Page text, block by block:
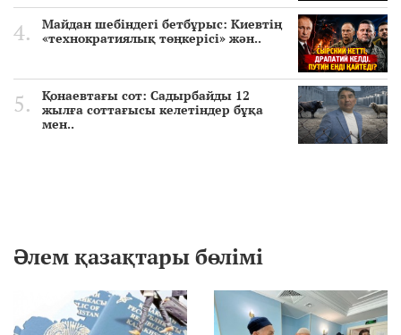
Майдан шебіндегі бетбұрыс: Киевтің
«технократиялық төңкерісі» жән..
Қонаевтағы сот: Садырбайды 12
жылға соттағысы келетіндер бұқа
мен..
Әлем қазақтары бөлімі